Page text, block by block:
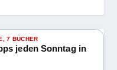
7 BÜCHER
jeden Sonntag in